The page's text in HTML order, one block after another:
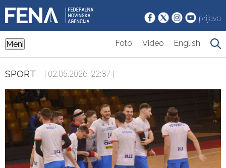
prijava
Meni Foto Video English
SPORT | 02.05.2026. 22:37 |